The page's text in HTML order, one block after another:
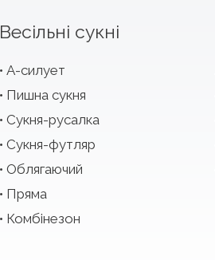
Весільні сукні
А-силует
Пишна сукня
Сукня-русалка
Сукня-футляр
Облягаючий
Пряма
Комбінезон